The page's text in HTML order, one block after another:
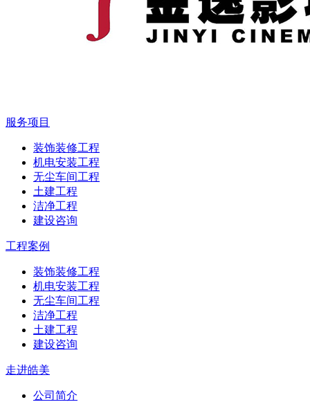
服务项目
装饰装修工程
机电安装工程
无尘车间工程
土建工程
洁净工程
建设咨询
工程案例
装饰装修工程
机电安装工程
无尘车间工程
洁净工程
土建工程
建设咨询
走进皓美
公司简介